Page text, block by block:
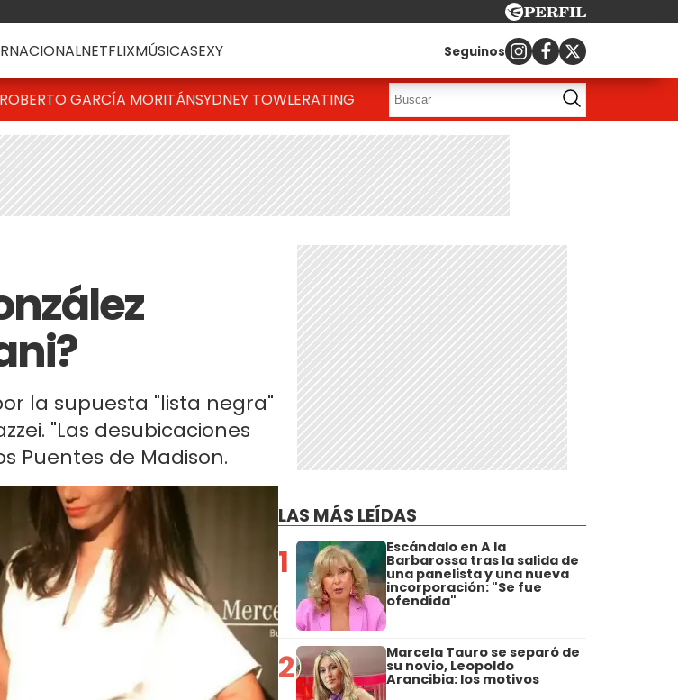
NETFLIXMÚSICASEXY Seguinos
ROBERTO GARCÍA MORITÁNSYDNEY TOWLERATING
la supuesta "lista negra"
"Las desubicaciones
Puentes de Madison.
LAS MÁS LEÍDAS
1 Escándalo en A la
Barbarossa tras la salida de
una panelista y una nueva
incorporación: "Se fue
ofendida"
2 Marcela Tauro se separó de
su novio, Leopoldo
Arancibia: los motivos